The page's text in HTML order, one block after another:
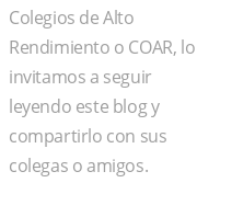
Colegios de Alto
Rendimiento o COAR, lo
invitamos a seguir
leyendo este blog y
compartirlo con sus
colegas o amigos.